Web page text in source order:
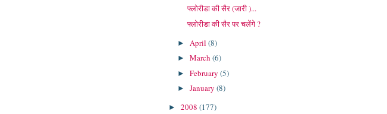
फ्लोरीडा की सैर (जारी )...
फ्लोरीडा की सैर पर चलेंगे ?
► April(8)
►March(6)
►February(5)
►January(8)
► 2008 (177)